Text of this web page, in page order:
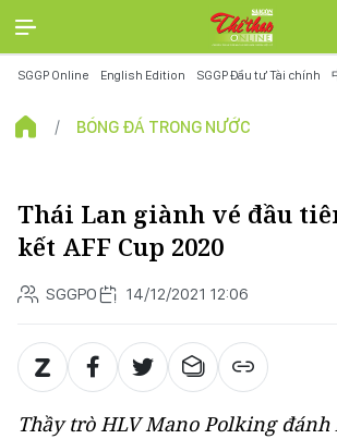
SGGP Online English Edition SGGP Đầu tư Tài chính
BÓNG ĐÁ TRONG NƯỚC
Thái Lan giành vé đầu
kết AFF Cup 2020
SGGPO 14/12/2021 12:06
Thầy trò HLV Mano Polking đánh